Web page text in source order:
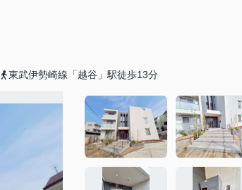
東武伊勢崎線「越谷」駅徒歩13分